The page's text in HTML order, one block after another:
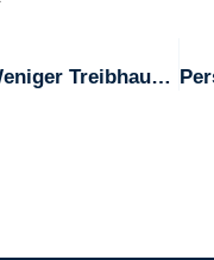
UBA-Emissionsdaten 2020: Weniger Treibhausgase In Deutschland